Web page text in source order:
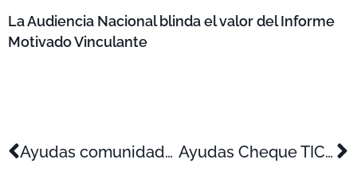
La Audiencia Nacional blinda el valor del Informe
Motivado Vinculante
Ayudas comunidades energías renovables CV 2022 Ayudas Cheque TIC Ciberseguridad 2022